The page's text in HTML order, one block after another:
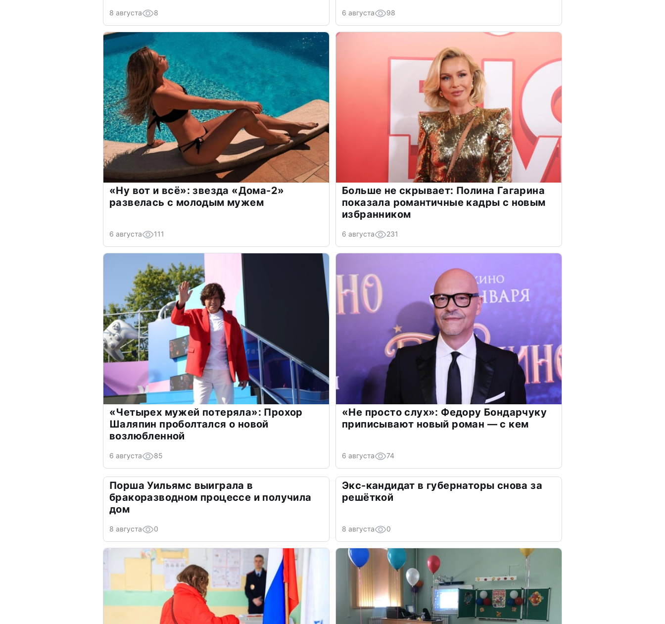
8 августа 8 6 августа 98
«Ну вот и всё»: звезда «Дома-2»
развелась с молодым мужем
6 августа 111
Больше не скрывает: Полина Гагарина
показала романтичные кадры с новым
избранником
6 августа 231
«Четырех мужей потеряла»: Прохор
Шаляпин проболтался о новой
возлюбленной
6 августа 85
«Не просто слух»: Федору Бондарчуку
приписывают новый роман — с кем
6 августа 74
Порша Уильямс выиграла в
бракоразводном процессе и получила
дом
8 августа 0
Экс-кандидат в губернаторы снова за
решёткой
8 августа 0